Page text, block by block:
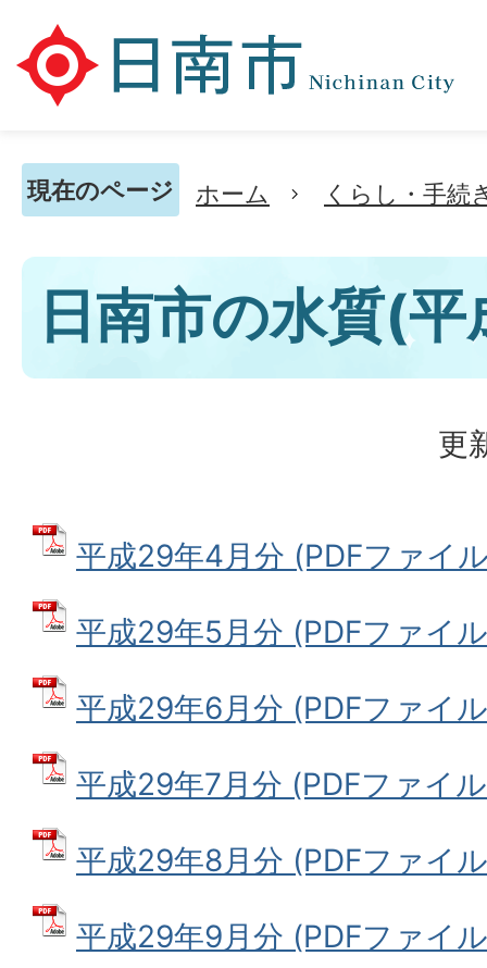
現在のページ ホーム くらし・手続
日南市の水質(
更
平成29年4月分 (PDFファイ
平成29年5月分 (PDFファイ
平成29年6月分 (PDFファイ
平成29年7月分 (PDFファイ
平成29年8月分 (PDFファイ
平成29年9月分 (PDFファイ